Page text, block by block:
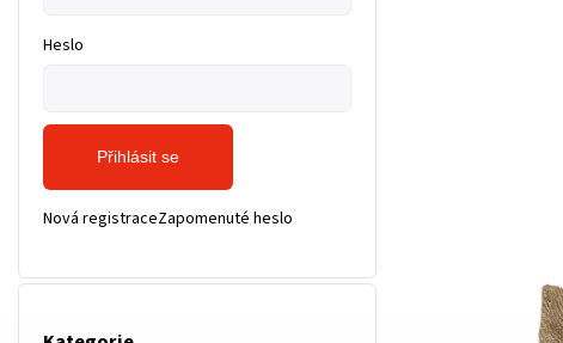
Heslo
Přihlásit se
Nová registraceZapomenuté heslo